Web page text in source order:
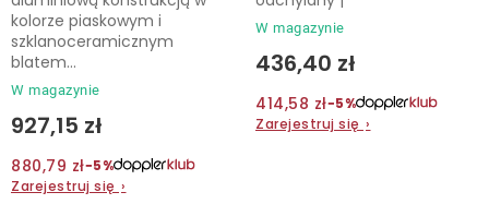
W magazynie
927,15 zł
880,79 zł−5%
Zarejestruj się ›
kolorze piaskowym i
szklanoceramicznym
blatem...
W magazynie
436,40 zł
414,58 zł−5%
Zarejestruj się ›